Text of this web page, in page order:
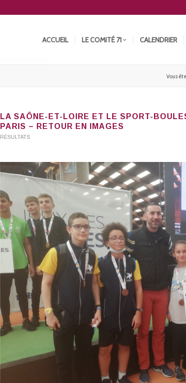
ACCUEIL LE COMITÉ 71 CALENDRIER
Vous
LA SAÔNE-ET-LOIRE ET LE SPORT-
PARIS – RETOUR EN IMAGES
RÉSULTATS